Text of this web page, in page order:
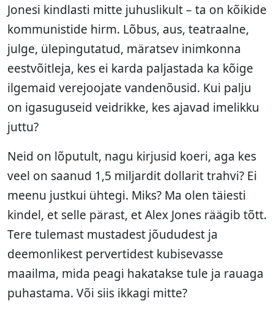
Jonesi kindlasti mitte juhuslikult – ta on kõikide
kommunistide hirm. Lõbus, aus, teatraalne,
julge, ülepingutatud, märatsev inimkonna
eestvõitleja, kes ei karda paljastada ka kõige
ilgemaid verejoojate vandenõusid. Kui palju
on igasuguseid veidrikke, kes ajavad imelikku
juttu?
Neid on lõputult, nagu kirjusid koeri, aga kes
veel on saanud 1,5 miljardit dollarit trahvi? Ei
meenu justkui ühtegi. Miks? Ma olen täiesti
kindel, et selle pärast, et Alex Jones räägib tõtt.
Tere tulemast mustadest jõududest ja
deemonlikest pervertidest kubisevasse
maailma, mida peagi hakatakse tule ja rauaga
puhastama. Või siis ikkagi mitte?